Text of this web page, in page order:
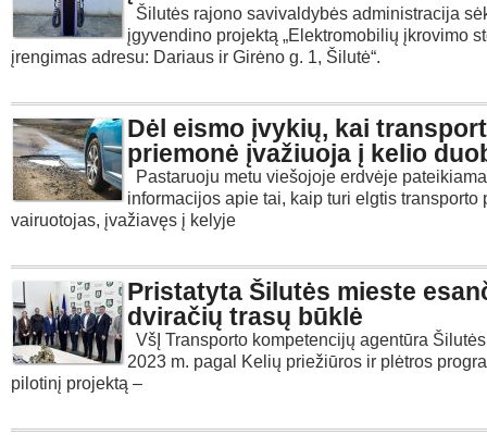
Šilutės rajono savivaldybės administracija
įgyvendino projektą „Elektromobilių įkrovimo
įrengimas adresu: Dariaus ir Girėno g. 1, Šilutė“.
Dėl eismo įvykių, kai
priemonė įvažiuoja į kelio
Pastaruoju metu viešojoje erdvėje
informacijos apie tai, kaip turi elgtis transporto
vairuotojas, įvažiavęs į kelyje
Pristatyta Šilutės mieste
dviračių trasų būklė
VšĮ Transporto kompetencijų agentūra
2023 m. pagal Kelių priežiūros ir plėtros
pilotinį projektą –